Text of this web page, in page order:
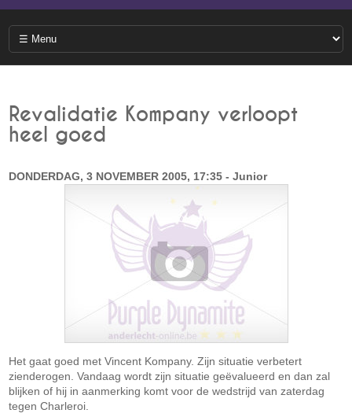
Revalidatie Kompany verloopt
heel goed
DONDERDAG, 3 NOVEMBER 2005, 17:35 - Junior
Het gaat goed met Vincent Kompany. Zijn situatie verbetert
zienderogen. Vandaag wordt zijn situatie geëvalueerd en dan zal
blijken of hij in aanmerking komt voor de wedstrijd van zaterdag
tegen Charleroi.